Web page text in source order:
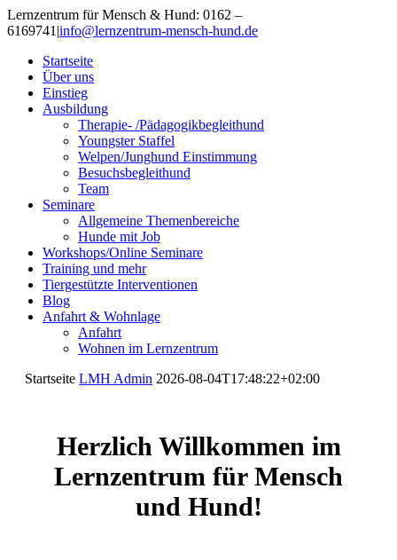
Lernzentrum für Mensch & Hund: 0162 –
6169741 |info@lernzentrum-mensch-hund.de
Startseite
Über uns
Einstieg
Ausbildung
Therapie- /Pädagogikbegleithund
Youngster Staffel
Welpen/Junghund Einstimmung
Besuchsbegleithund
Team
Seminare
Allgemeine Themenbereiche
Hunde mit Job
Workshops/Online Seminare
Training und mehr
Tiergestützte Interventionen
Blog
Anfahrt & Wohnlage
Anfahrt
Wohnen im Lernzentrum
Startseite LMH Admin 2026-08-04T17:48:22+02:00
Herzlich Willkommen im
Lernzentrum für Mensch
und Hund!